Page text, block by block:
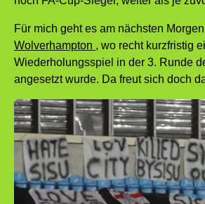
Für mich geht es am nächsten
Wolverhampton , wo recht kurzfristig
Wiederholungsspiel in der 3. Runde
angesetzt wurde. Da freut sich doch